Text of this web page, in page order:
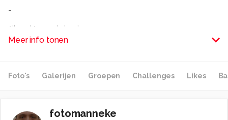
-
Alle rechten voorbehouden
Meer info tonen
Foto's Galerijen Groepen Challenges Likes
fotomanneke